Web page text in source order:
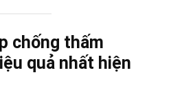
chống thấm
quả nhất hiện